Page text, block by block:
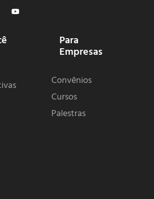
Y
o
Para
Empresas
Convênios
Cursos
Palestras